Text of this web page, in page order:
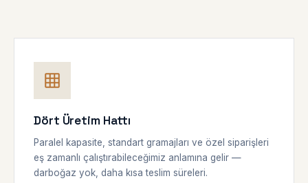
Dört Üretim Hattı
Paralel kapasite, standart gramajları ve özel siparişleri
eş zamanlı çalıştırabileceğimiz anlamına gelir —
darboğaz yok, daha kısa teslim süreleri.